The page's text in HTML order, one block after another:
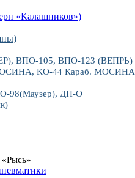
«Калашников»)
ВПО-105, ВПО-123 (ВЕПРЬ)
КО-44 Караб. МОСИНА
98(Маузер), ДП-О